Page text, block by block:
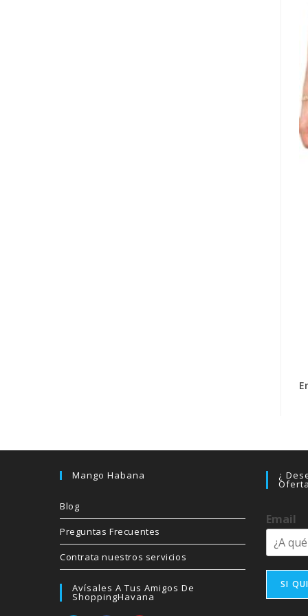
Mango Habana
Blog
Preguntas Frecuentes
Contrata nuestros servicios
Avísales A Tus Amigos De
ShoppingHavana
¿
Email
SI